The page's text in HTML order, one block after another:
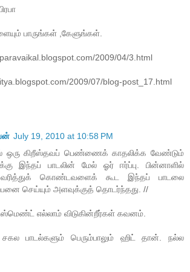
பாருங்கள் ,கேளுங்கள்.
2009/04/3.html
2009/07/blog-post_17.html
July 19, 2010 at 10:58 PM
ஒரு கிறீஸ்தவப் பெண்ணைக் காதலிக்க வேண்டும்
இந்தப் பாடலின் மேல் ஓர் ஈர்ப்பு. பின்னாளில்
வரித்துக் கொண்டவளைக் கூட இந்தப் பாடலை
செய்யும் அளவுக்குத் தொடர்ந்தது. //
எல்லாம் விடுகின்றீர்கள் கவனம்.
பாடல்களும் பெரும்பாலும் ஹிட் தான். நல்ல